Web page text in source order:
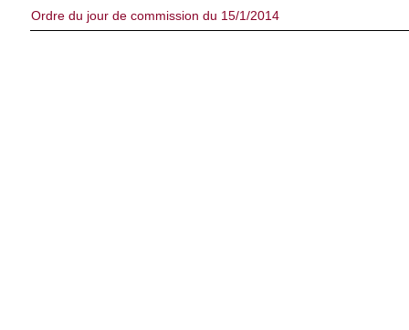
Ordre du jour de commission du 15/1/2014